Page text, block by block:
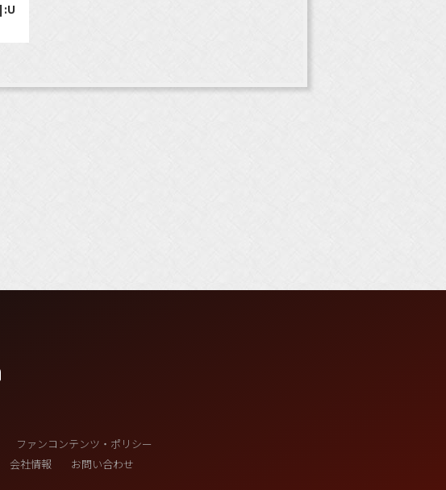
ファンコンテンツ・ポリシー
会社情報 お問い合わせ